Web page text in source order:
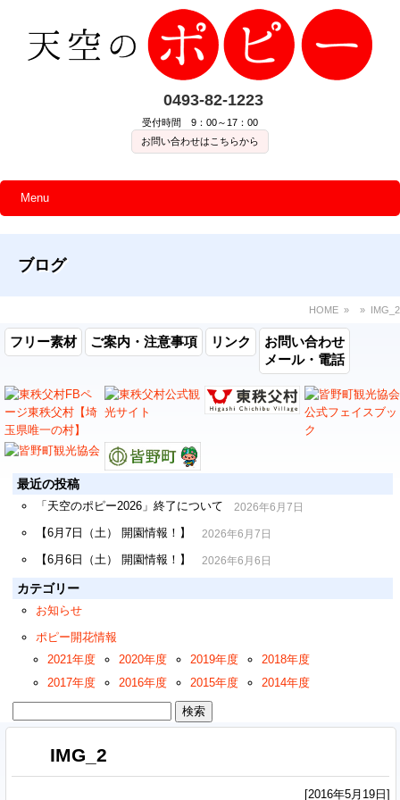
0493-82-1223
受付時間 9：00～17：00
お問い合わせはこちらから
Menu
ブログ
HOME » » IMG_2
フリー素材 ご案内・注意事項 リンク
お問い合わせ
メール・電話
最近の投稿
「天空のポピー2026」終了について 2026年6月7日
【6月7日（土） 開園情報！】 2026年6月7日
【6月6日（土） 開園情報！】 2026年6月6日
カテゴリー
お知らせ
ポピー開花情報
2021年度
2020年度 2019年度
2018年度
2017年度
2016年度 2015年度
2014年度
索:
IMG_2
[2016年5月19日]